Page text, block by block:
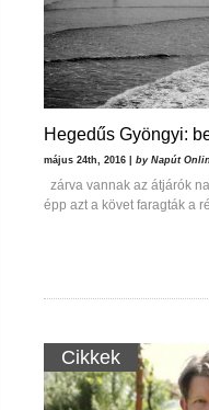
Hegedűs Gyöngyi:
május 24th, 2016 | by Napút
zárva vannak az átjárók
épp azt a követ faragták a
Cikkek